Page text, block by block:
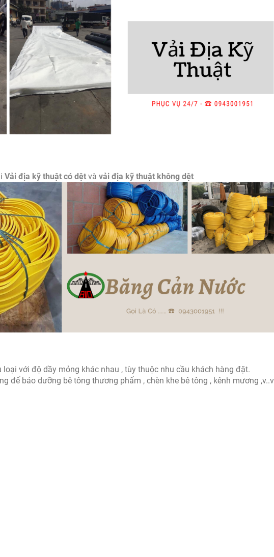
Vải địa kỹ thuật có dệt và vải địa kỹ thuật không dệt
loại với độ dầy mỏng khác nhau , tùy thuộc nhu cầu khách hàng đặt.
để bảo dưỡng bê tông thương phẩm , chèn khe bê tông , kênh mương